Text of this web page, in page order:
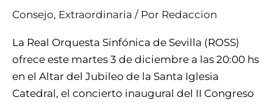
Consejo, Extraordinaria / Por Redaccion
La Real Orquesta Sinfónica de Sevilla (ROSS)
ofrece este martes 3 de diciembre a las 20:00 hs
en el Altar del Jubileo de la Santa Iglesia
Catedral, el concierto inaugural del II Congreso